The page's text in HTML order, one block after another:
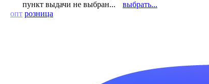
пункт выдачи не выбран...
выбрать...
опт розница